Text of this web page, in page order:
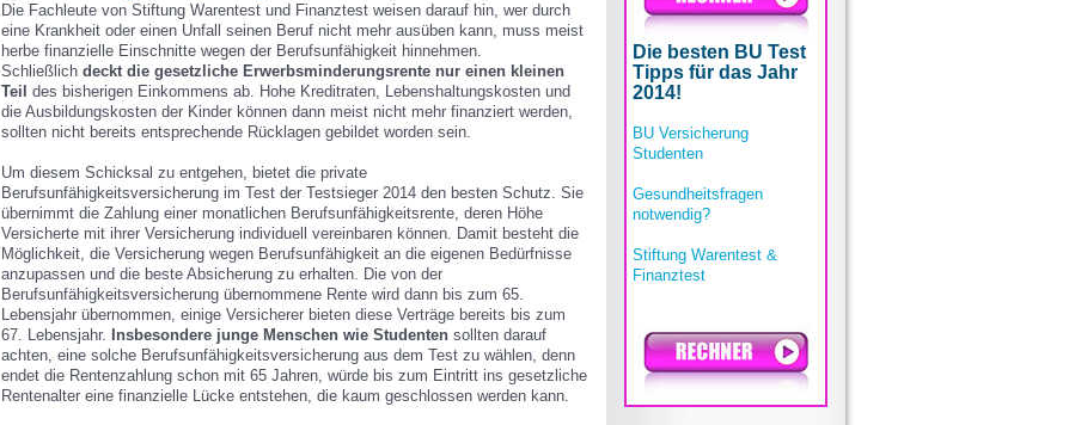
Die Fachleute von Stiftung Warentest und Finanztest weisen darauf hin, wer durch
eine Krankheit oder einen Unfall seinen Beruf nicht mehr ausüben kann, muss meist
herbe finanzielle Einschnitte wegen der Berufsunfähigkeit hinnehmen.
Schließlich deckt die gesetzliche Erwerbsminderungsrente nur einen kleinen
Teil des bisherigen Einkommens ab. Hohe Kreditraten, Lebenshaltungskosten und
die Ausbildungskosten der Kinder können dann meist nicht mehr finanziert werden,
sollten nicht bereits entsprechende Rücklagen gebildet worden sein.
Um diesem Schicksal zu entgehen, bietet die private
Berufsunfähigkeitsversicherung im Test der Testsieger 2014 den besten Schutz. Sie
übernimmt die Zahlung einer monatlichen Berufsunfähigkeitsrente, deren Höhe
Versicherte mit ihrer Versicherung individuell vereinbaren können. Damit besteht die
Möglichkeit, die Versicherung wegen Berufsunfähigkeit an die eigenen Bedürfnisse
anzupassen und die beste Absicherung zu erhalten. Die von der
Berufsunfähigkeitsversicherung übernommene Rente wird dann bis zum 65.
Lebensjahr übernommen, einige Versicherer bieten diese Verträge bereits bis zum
67. Lebensjahr.
Insbesondere junge Menschen wie Studenten sollten darauf
achten, eine solche Berufsunfähigkeitsversicherung aus dem Test zu wählen, denn
endet die Rentenzahlung schon mit 65 Jahren, würde bis zum Eintritt ins gesetzliche
Rentenalter eine finanzielle Lücke entstehen, die kaum geschlossen werden kann.
Die besten BU Test
Tipps für das Jahr
2014!
BU Versicherung
Studenten
Gesundheitsfragen
notwendig?
Stiftung Warentest &
Finanztest